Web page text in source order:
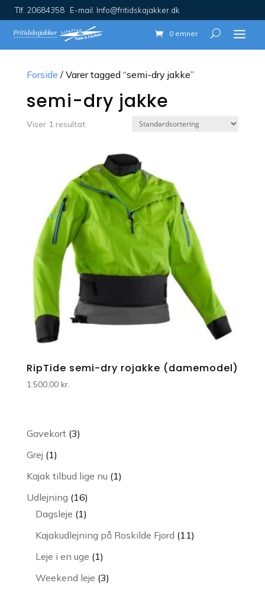
Tlf. 20684358 E-mail. Info@fritidskajakker.dk
0 emner
Forside / Varer tagged “semi-dry jakke”
semi-dry jakke
Viser 1 resultat
RipTide semi-dry rojakke (damemodel)
1.500,00 kr.
Gavekort 33
Grej 11
vare
Kajak tilbud lige nu 11
Udlejning 1616
varer
Dagsleje 11
vare
Kajakudlejning på Roskilde Fjord 1111
Leje i en uge 11
vare
Weekend leje 33